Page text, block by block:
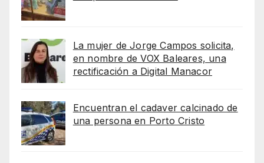
La mujer de Jorge Campos solicita,
en nombre de VOX Baleares, una
rectificación a Digital Manacor
Encuentran el cadaver calcinado de
una persona en Porto Cristo